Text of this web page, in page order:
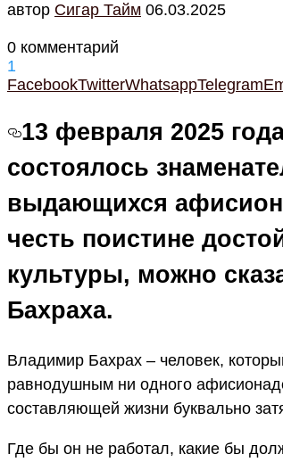
автор Cигар Тайм 06.03.2025
0 комментарий
1
FacebookTwitterWhatsappTelegram
13 февраля 2025
состоялось
выдающихся
честь поистине
культуры, можно
Бахраха.
Владимир Бахрах – человек,
равнодушным ни одного
составляющей жизни буквально
Где бы он не работал, какие бы